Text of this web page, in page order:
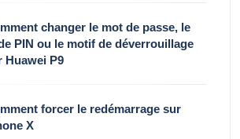
changer le mot de passe, le
PIN ou le motif de déverrouillage
Huawei P9
forcer le redémarrage sur
X